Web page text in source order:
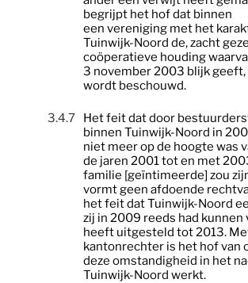
begrijpt het hof dat binnen
een vereniging met het
Tuinwijk-Noord de, zacht
coöperatieve houding
3 november 2003 blijk geeft,
wordt beschouwd.
3.4.7
Het feit dat door
binnen Tuinwijk-Noord in
niet meer op de hoogte was
de jaren 2001 tot en met
familie [geïntimeerde] zou
vormt geen afdoende
het feit dat Tuinwijk-Noord
zij in 2009 reeds had kunnen
heeft uitgesteld tot 2013.
kantonrechter is het hof van
deze omstandigheid in het
Tuinwijk-Noord werkt.